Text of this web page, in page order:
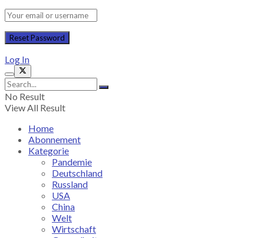
Log In
No Result
View All Result
Home
Abonnement
Kategorie
Pandemie
Deutschland
Russland
USA
China
Welt
Wirtschaft